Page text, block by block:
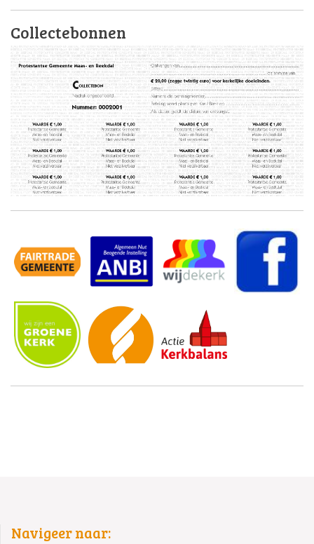
Collectebonnen
Navigeer naar: